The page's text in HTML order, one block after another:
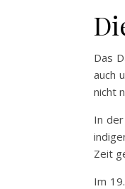
Das
auch
nicht
In
Zeit
Im